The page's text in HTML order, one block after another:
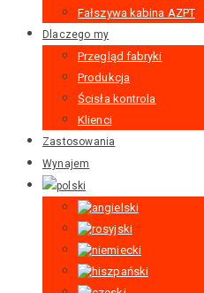
Fałszywa kabina AZPT
Dlaczego my
Przegląd fabryki
Produkcja
Ścisła kontrola
Klienci
Zastosowania
Wynajem